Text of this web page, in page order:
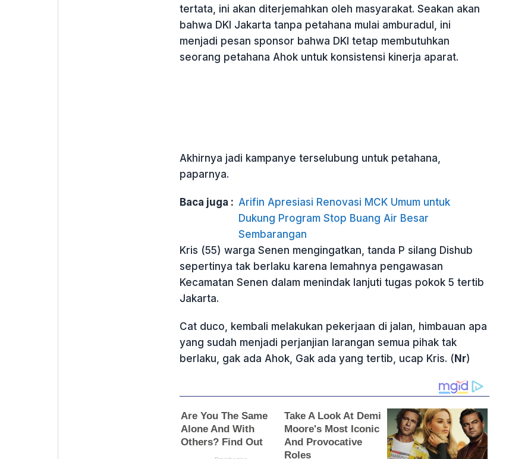
tertata, ini akan diterjemahkan oleh masyarakat. Seakan akan
bahwa DKI Jakarta tanpa petahana mulai amburadul, ini
menjadi pesan sponsor bahwa DKI tetap membutuhkan
seorang petahana Ahok untuk konsistensi kinerja aparat.
Akhirnya jadi kampanye terselubung untuk petahana,
paparnya.
Baca juga : Arifin Apresiasi Renovasi MCK Umum untuk
Dukung Program Stop Buang Air Besar
Sembarangan
Kris (55) warga Senen mengingatkan, tanda P silang Dishub
sepertinya tak berlaku karena lemahnya pengawasan
Kecamatan Senen dalam menindak lanjuti tugas pokok 5 tertib
Jakarta.
Cat duco, kembali melakukan pekerjaan di jalan, himbauan apa
yang sudah menjadi perjanjian larangan semua pihak tak
berlaku, gak ada Ahok, Gak ada yang tertib, ucap Kris. ( Nr)